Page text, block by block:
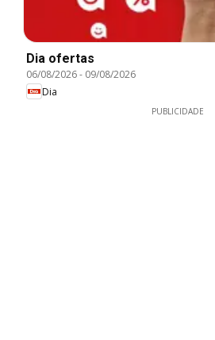
Dia ofertas
06/08/2026- 09/08/2026
Dia
PUBLICIDADE